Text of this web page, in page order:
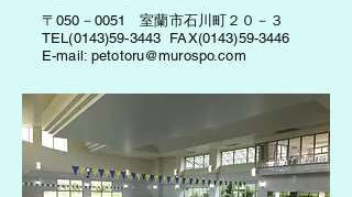
〒050－0051 室蘭市石川町２０－３
​TEL(0143)59-3443 FAX(0143)59-3446
E-mail:petotoru@murospo.com